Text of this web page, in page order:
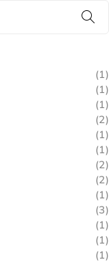
(1)
(1)
(1)
(2)
(1)
(1)
(2)
(2)
(1)
(3)
(1)
(1)
(1)